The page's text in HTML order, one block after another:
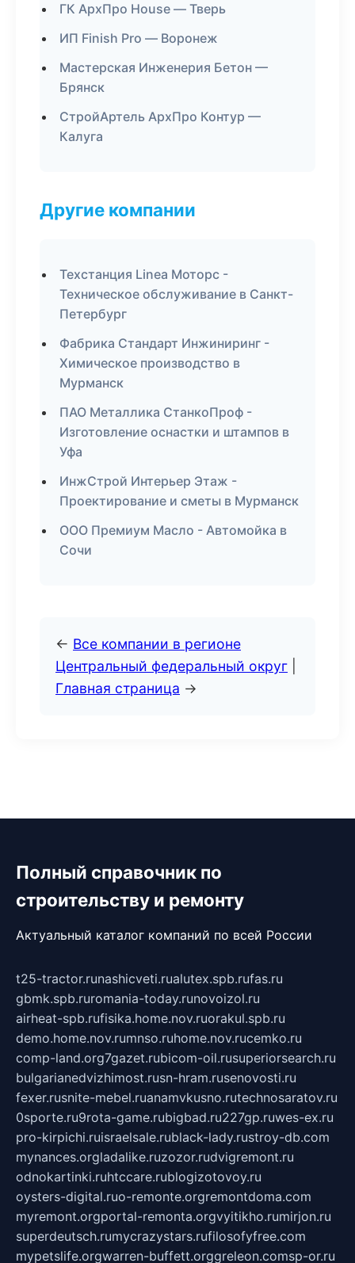
ГК АрхПро House — Тверь
ИП Finish Pro — Воронеж
Мастерская Инженерия Бетон —
Брянск
СтройАртель АрхПро Контур —
Калуга
Другие компании
Техстанция Linea Моторс -
Техническое обслуживание в Санкт-
Петербург
Фабрика Стандарт Инжиниринг -
Химическое производство в
Мурманск
ПАО Металлика СтанкоПроф -
Изготовление оснастки и штампов в
Уфа
ИнжСтрой Интерьер Этаж -
Проектирование и сметы в Мурманск
ООО Премиум Масло - Автомойка в
Сочи
← Все компании в регионе
Центральный федеральный округ
Главная страница →
Полный справочник по
строительству и ремонту
Актуальный каталог компаний по всей России
t25-tractor.runashicveti.rualutex.spb.rufas.ru
gbmk.spb.ruromania-today.runovoizol.ru
airheat-spb.rufisika.home.nov.ruorakul.spb.ru
demo.home.nov.rumnso.ruhome.nov.rucemko.ru
comp-land.org7gazet.rubicom-oil.rusuperiorsearch.ru
bulgarianedvizhimost.rusn-hram.rusenovosti.ru
fexer.rusnite-mebel.ruanamvkusno.rutechnosaratov.ru
0sporte.ru9rota-game.rubigbad.ru227gp.ruwes-ex.ru
pro-kirpichi.ruisraelsale.rublack-lady.rustroy-db.com
mynances.orgladalike.ruzozor.rudvigremont.ru
odnokartinki.ruhtccare.rublogizotovoy.ru
oysters-digital.ruo-remonte.orgremontdoma.com
myremont.orgportal-remonta.orgvyitikho.rumirjon.ru
superdeutsch.rumycrazystars.rufilosofyfree.com
mypetslife.orgwarren-buffett.orggreleon.comsp-or.ru